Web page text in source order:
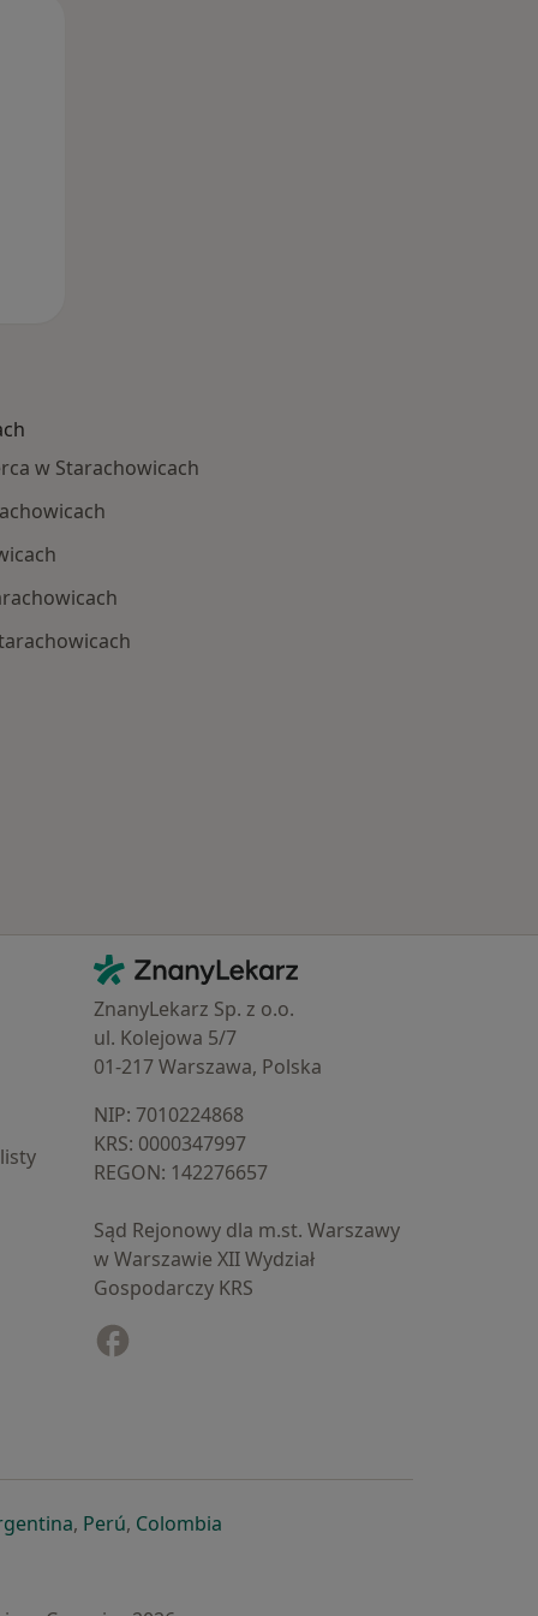
w Starachowicach
Kontakt
ZnanyLekarz - Strona główna
ZnanyLekarz Sp. z o.o.
ul. Kolejowa 5/7
01-217 Warszawa, Polska
NIP: ⁠7010224868
KRS: ⁠0000347997
REGON: ⁠142276657
Sąd Rejonowy dla m.st. Warszawy
w Warszawie XII Wydział
Gospodarczy KRS
karcie
w nowej karcie
się w nowej karcie
otwiera się w nowej karcie
, Perúotwiera się w nowej karcie
, Colombiaotwiera się w nowej karcie